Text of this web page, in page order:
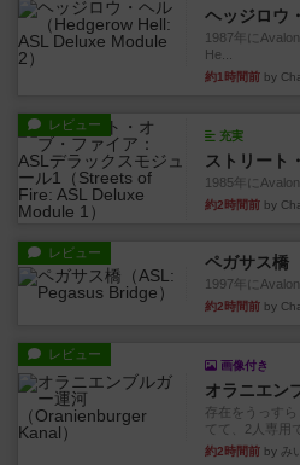
ヘッジロウ
1987年に
He...
約1時間前 by
レビュー
充実
1985年に
約2時間前 by
レビュー ペガサス橋
1997年に
約2時間前 by
レビュー
画像付き
オラニエン
存在をうっす
てて、2人専用
約2時間前 by み